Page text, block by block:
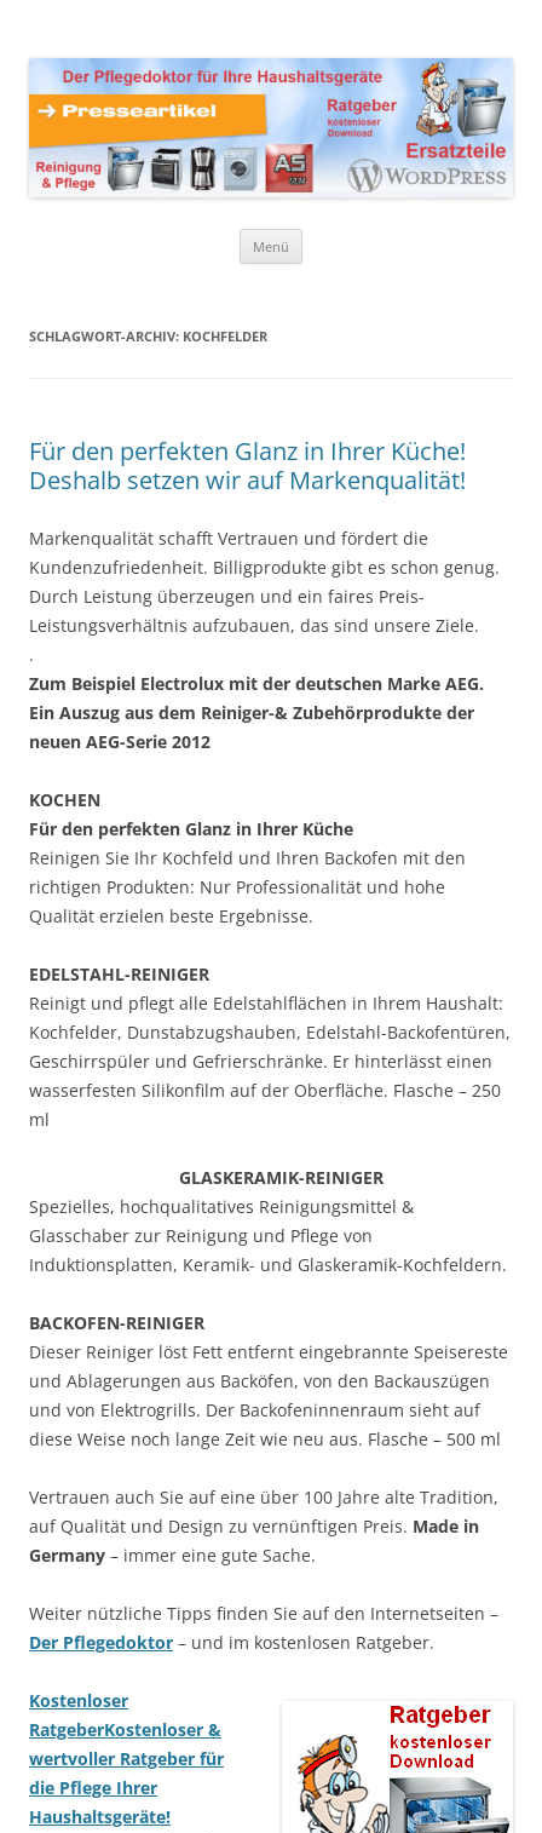
Haushaltsgeräte
Reinigungsprodukte und Pflegemittel
Menü
SCHLAGWORT-ARCHIV: KOCHFELDER
Für den perfekten Glanz in Ihrer Küche!
Deshalb setzen wir auf Markenqualität!
Markenqualität schafft Vertrauen und fördert die
Kundenzufriedenheit. Billigprodukte gibt es schon genug.
Durch Leistung überzeugen und ein faires Preis-
Leistungsverhältnis aufzubauen, das sind unsere Ziele.
.
Zum Beispiel Electrolux mit der deutschen Marke AEG.
Ein Auszug aus dem Reiniger-& Zubehörprodukte der
neuen AEG-Serie 2012
KOCHEN
Für den perfekten Glanz in Ihrer Küche
Reinigen Sie Ihr Kochfeld und Ihren Backofen mit den
richtigen Produkten: Nur Professionalität und hohe
Qualität erzielen beste Ergebnisse.
EDELSTAHL-REINIGER
Reinigt und pflegt alle Edelstahlflächen in Ihrem Haushalt:
Kochfelder, Dunstabzugshauben, Edelstahl-Backofentüren,
Geschirrspüler und Gefrierschränke. Er hinterlässt einen
wasserfesten Silikonfilm auf der Oberfläche. Flasche – 250
ml
GLASKERAMIK-REINIGER
Spezielles, hochqualitatives Reinigungsmittel &
Glasschaber zur Reinigung und Pflege von
Induktionsplatten, Keramik- und Glaskeramik-Kochfeldern.
BACKOFEN-REINIGER
Dieser Reiniger löst Fett entfernt eingebrannte Speisereste
und Ablagerungen aus Backöfen, von den Backauszügen
und von Elektrogrills. Der Backofeninnenraum sieht auf
diese Weise noch lange Zeit wie neu aus. Flasche – 500 ml
Vertrauen auch Sie auf eine über 100 Jahre alte Tradition,
auf Qualität und Design zu vernünftigen Preis. Made in
Germany – immer eine gute Sache.
Weiter nützliche Tipps finden Sie auf den Internetseiten –
Der Pflegedoktor – und im kostenlosen Ratgeber.
Kostenloser
RatgeberKostenloser &
wertvoller Ratgeber für
die Pflege Ihrer
Haushaltsgeräte!